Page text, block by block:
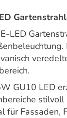
LED
GU10 LED
für Fassaden,